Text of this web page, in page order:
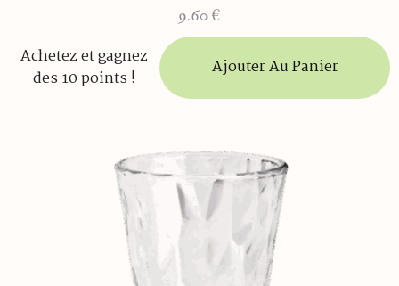
9.60 €
Achetez et gagnez
des 10 points !
Ajouter Au Panier